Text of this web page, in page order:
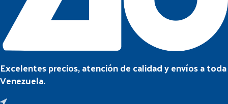
Excelentes precios, atención de calidad y envíos a toda
Venezuela.